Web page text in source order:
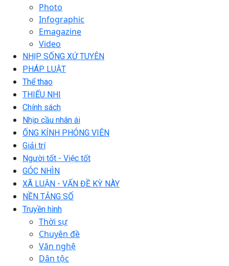
Photo
Infographic
Emagazine
Video
NHỊP SỐNG XỨ TUYÊN
PHÁP LUẬT
Thể thao
THIẾU NHI
Chính sách
Nhịp cầu nhân ái
ỐNG KÍNH PHÓNG VIÊN
Giải trí
Người tốt - Việc tốt
GÓC NHÌN
XÃ LUẬN - VẤN ĐỀ KỲ NÀY
NỀN TẢNG SỐ
Truyền hình
Thời sự
Chuyên đề
Văn nghệ
Dân tộc